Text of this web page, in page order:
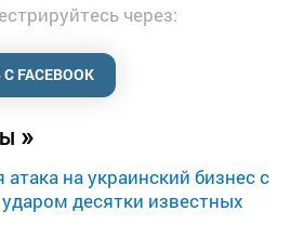
»
на украинский бизнес с
десятки известных
через: